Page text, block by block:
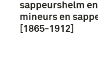
sappeurshelm
mineurs en
[1865-1912]